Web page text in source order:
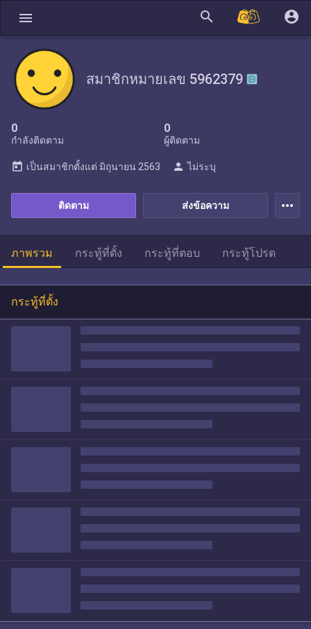
menu search account_circle
สมาชิกหมายเลข 5962379
0
กำลังติดตาม
0
ผู้ติดตาม
ส่งข้อความ
ติดตาม
today เป็นสมาชิกตั้งแต่ มิถุนายน 2563 person ไม่ระบุ
more_horiz
ภาพรวม กระทู้ที่ตั้ง กระทู้ที่ตอบ กระทู้โปรด
กระทู้ที่ตั้ง